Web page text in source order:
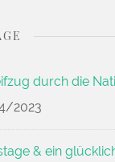
durch die
2023
& ein